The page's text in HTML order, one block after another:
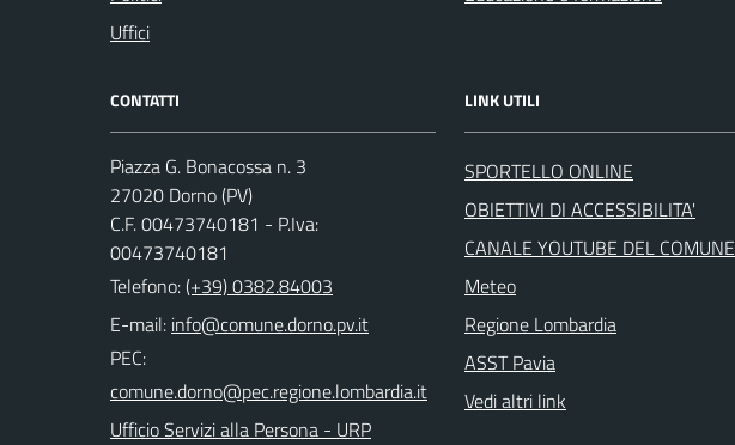
Uffici
CONTATTI
Piazza G. Bonacossa n. 3
27020 Dorno (PV)
C.F. 00473740181 - P.Iva:
00473740181
Telefono:(+39) 0382.84003
E-mail:
PEC:
Ufficio Servizi alla Persona - URP
LINK UTILI
SPORTELLO ONLINE
OBIETTIVI DI ACCESSIBILITA'
CANALE YOUTUBE DEL COMUNE
Meteo
Regione Lombardia
ASST Pavia
Vedi altri link